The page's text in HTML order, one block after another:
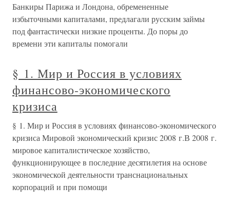
Банкиры Парижа и Лондона, обремененные
избыточными капиталами, предлагали русским займы
под фантастически низкие проценты. До поры до
времени эти капиталы помогали
§ 1. Мир и Россия в условиях
финансово-экономического
кризиса
§ 1. Мир и Россия в условиях финансово-экономического
кризиса Мировой экономический кризис 2008 г.В 2008 г.
мировое капиталистическое хозяйство,
функционирующее в последние десятилетия на основе
экономической деятельности транснациональных
корпораций и при помощи